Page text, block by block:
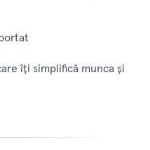
îți simplifică munca și